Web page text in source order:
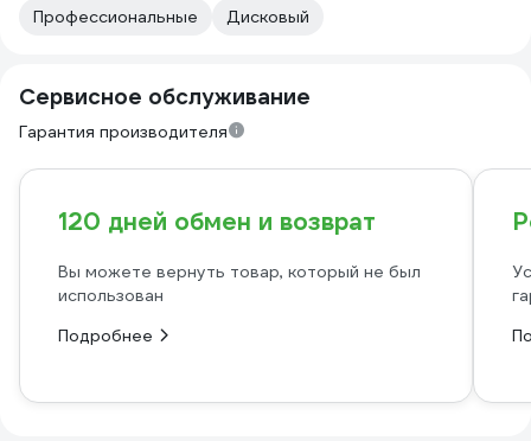
Профессиональные
Дисковый
Сервисное обслуживание
Гарантия производителя
120 дней обмен и возврат
Вы можете вернуть товар, который не был
использован
Подробнее